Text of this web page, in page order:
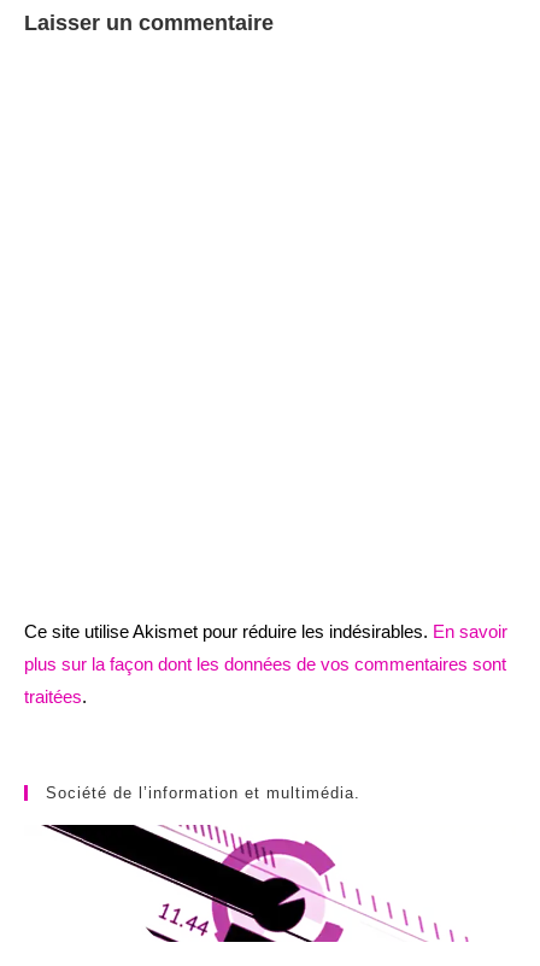
Laisser un commentaire
Ce site utilise Akismet pour réduire les indésirables. En savoir
plus sur la façon dont les données de vos commentaires sont
traitées.
Société de l’information et multimédia.